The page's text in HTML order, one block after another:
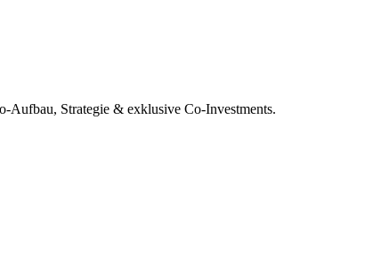
Strategie & exklusive Co-Investments.